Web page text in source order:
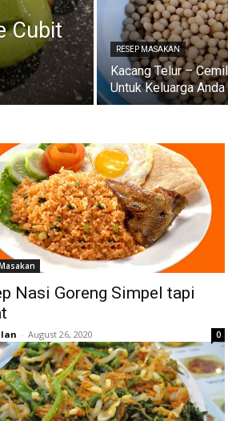
Cubit
RESEP MASAKAN
Kacang Telur –
Untuk Keluarga
Nasi Goreng Simpel tapi
- August 26, 2020 0